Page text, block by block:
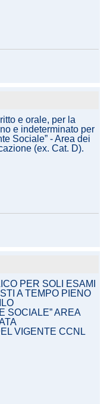
e orale, per la
e indeterminato per
Sociale” - Area dei
(ex. Cat. D).
PER SOLI ESAMI
A TEMPO PIENO
SOCIALE” AREA
VIGENTE CCNL